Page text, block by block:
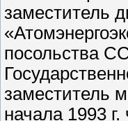
заместитель
посольства
заместитель
начала 1993